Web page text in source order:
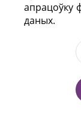
г. Мiнск,
Тэл.:
Эл.
апрацоўку
даных.